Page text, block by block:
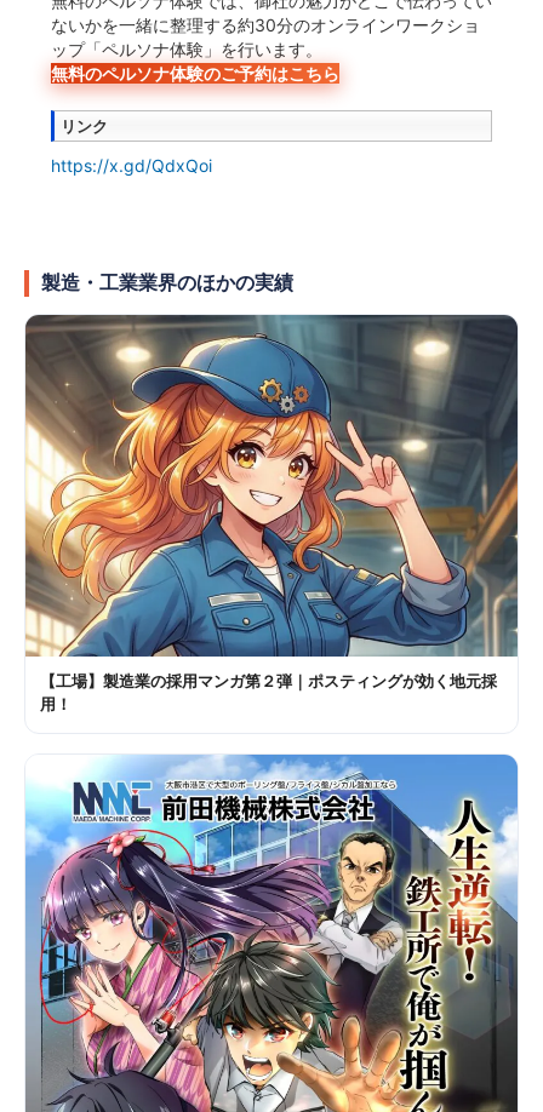
ないかを一緒に整理する約30分のオンラインワークショ
ップ「ペルソナ体験」を行います。
無料のペルソナ体験のご予約はこちら
リンク
https://x.gd/QdxQoi
製造・工業業界のほかの実績
【工場】製造業の採用マンガ第２弾｜ポスティングが効く地元採
用！